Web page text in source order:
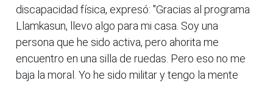
discapacidad física, expresó: "Gracias al programa
Llamkasun, llevo algo para mi casa. Soy una
persona que he sido activa, pero ahorita me
encuentro en una silla de ruedas. Pero eso no me
baja la moral. Yo he sido militar y tengo la mente